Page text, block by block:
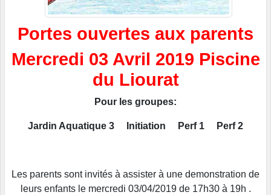
Portes ouvertes aux parents
Mercredi 03 Avril 2019 Piscine
du Liourat
Pour les groupes:
Jardin Aquatique 3 Initiation Perf 1 Perf 2
Les parents sont invités à assister à une demonstration de
leurs enfants le mercredi 03/04/2019 de 17h30 à 19h .